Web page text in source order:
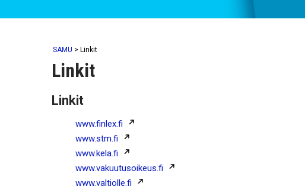
SAMU > Linkit
Linkit
Linkit
www.finlex.fi
www.stm.fi
www.kela.fi
www.vakuutusoikeus.fi
www.valtiolle.fi